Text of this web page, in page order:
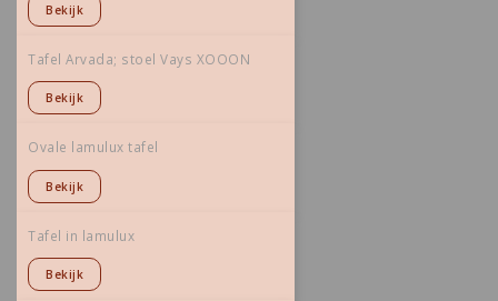
Bekijk
Tafel Arvada; stoel Vays XOOON
Bekijk
Ovale lamulux tafel
Bekijk
Tafel in lamulux
Bekijk